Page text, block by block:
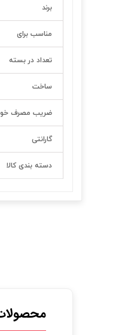
برند
مناسب برای
تعداد در بسته
ساخت
ضریب مصرف
گارانتی
دسته بندی کالا